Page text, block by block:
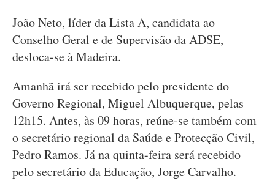
João Neto, líder da Lista A, candidata ao
Conselho Geral e de Supervisão da ADSE,
desloca-se à Madeira.
Amanhã irá ser recebido pelo presidente do
Governo Regional, Miguel Albuquerque, pelas
12h15. Antes, às 09 horas, reúne-se também com
o secretário regional da Saúde e Protecção Civil,
Pedro Ramos. Já na quinta-feira será recebido
pelo secretário da Educação, Jorge Carvalho.